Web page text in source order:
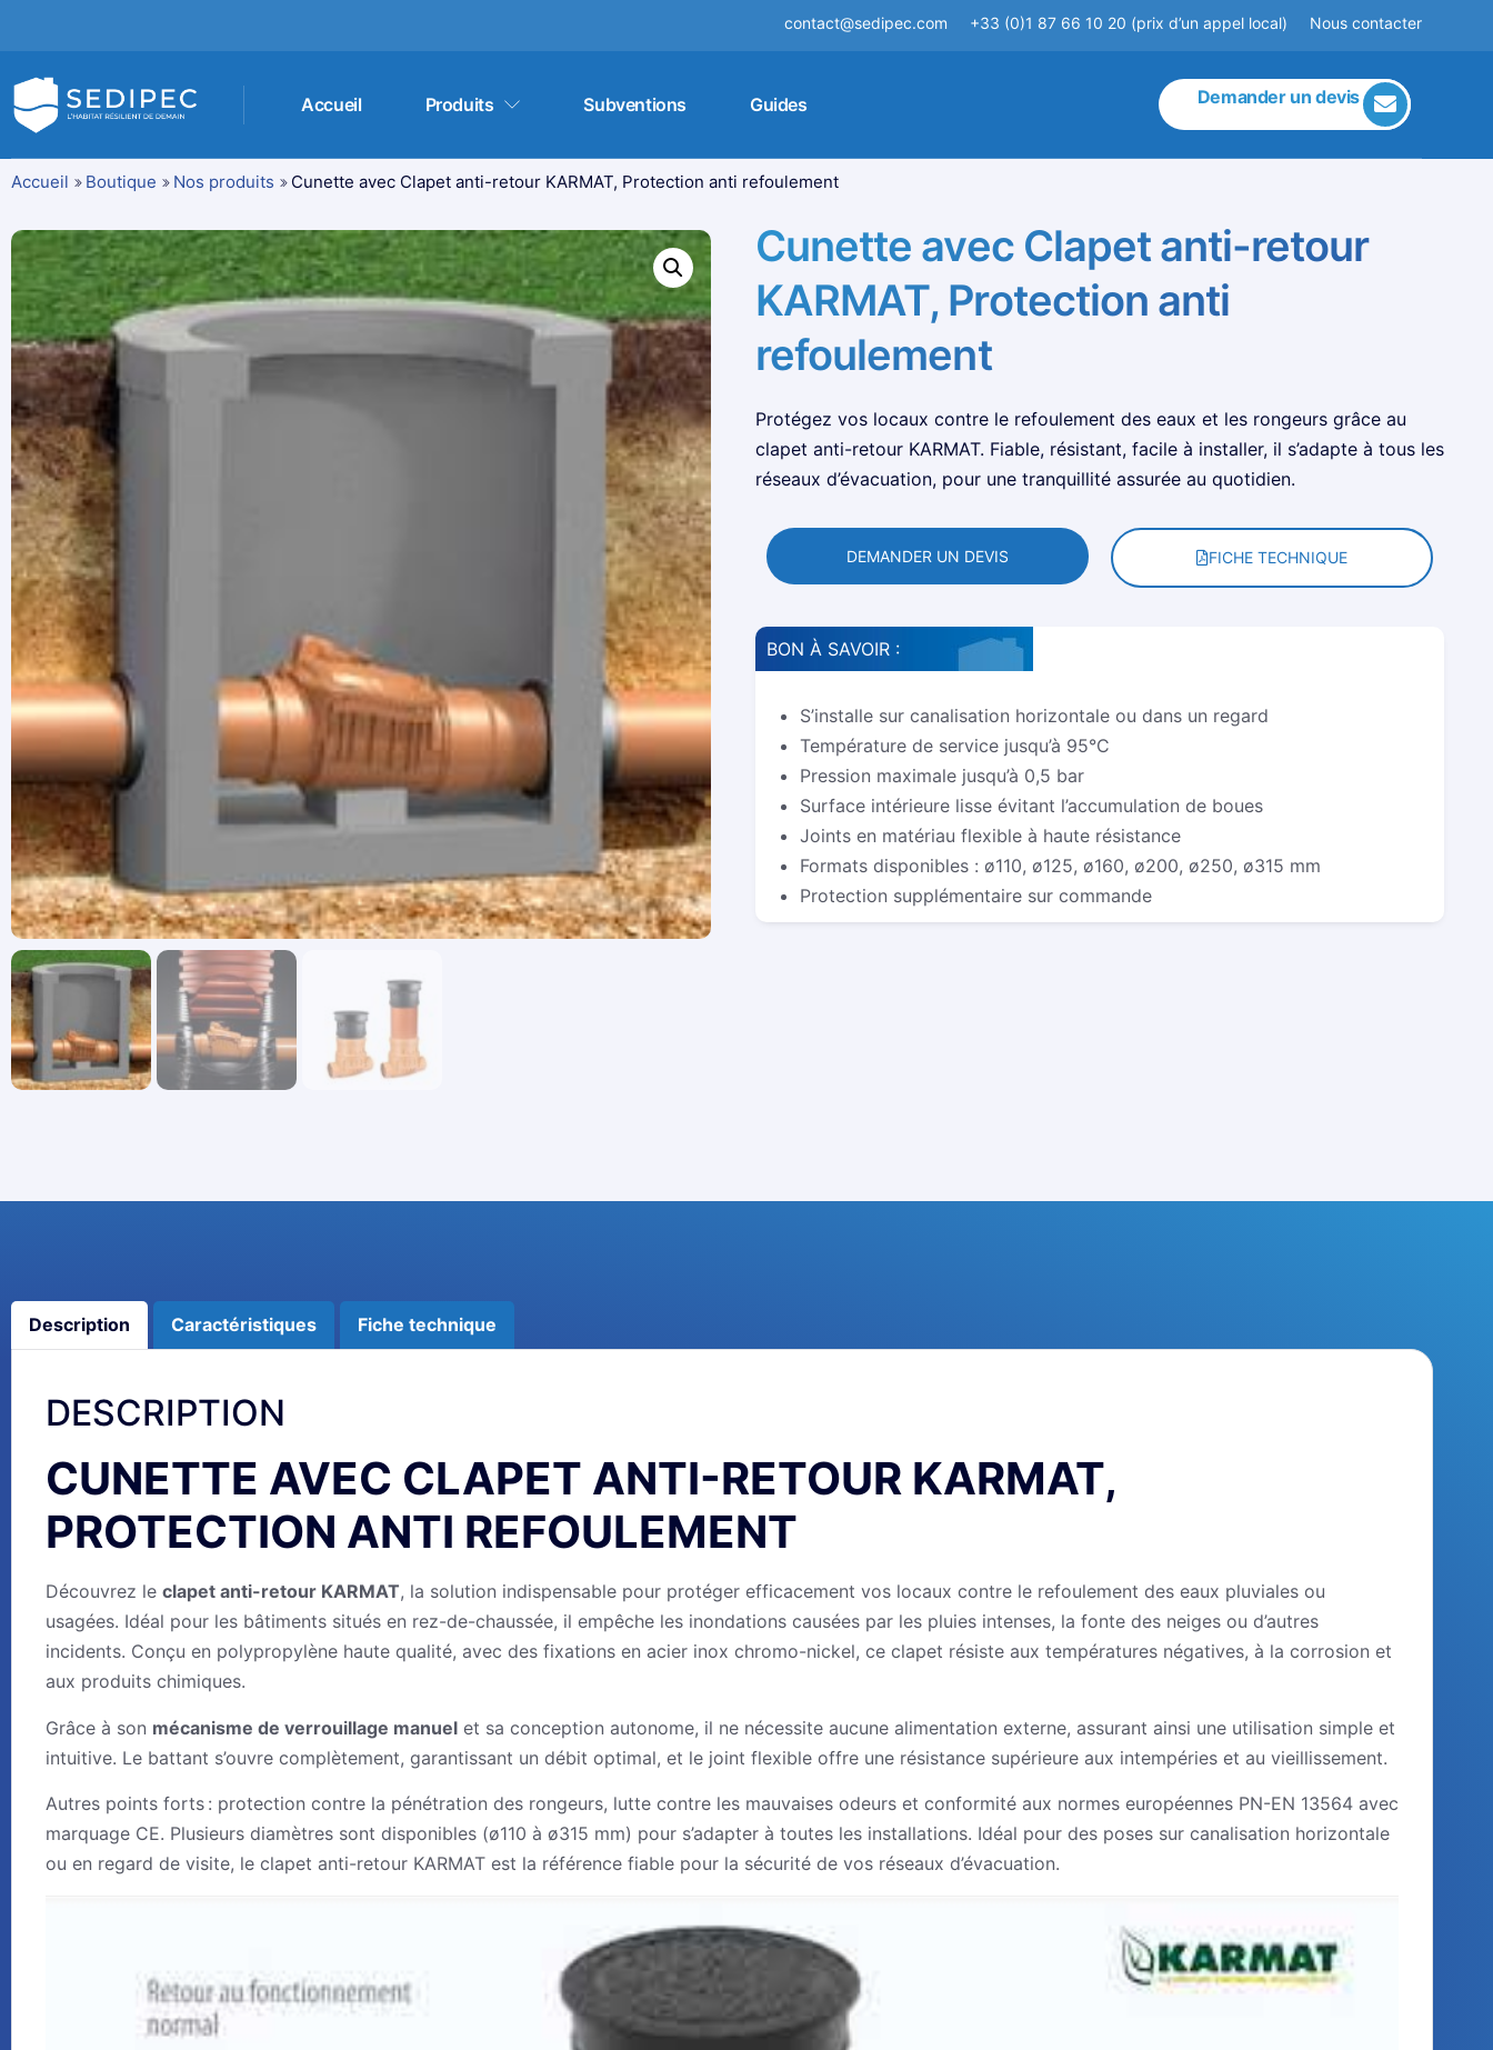
contact@sedipec.com +33 (0)1 87 66 10 20 (prix d’un appel local) Nous contacter
Accueil Produits Subventions Guides Demander un devis
Accueil Boutique Nos produits Cunette avec Clapet anti-retour KARMAT, Protection anti refoulement
Cunette avec Clapet anti-retour
KARMAT, Protection anti
refoulement
Protégez vos locaux contre le refoulement des eaux et les rongeurs grâce au
clapet anti-retour KARMAT. Fiable, résistant, facile à installer, il s’adapte à tous les
réseaux d’évacuation, pour une tranquillité assurée au quotidien.
DEMANDER UN DEVIS FICHE TECHNIQUE
BON À SAVOIR :
S’installe sur canalisation horizontale ou dans un regard
Température de service jusqu’à 95°C
Pression maximale jusqu’à 0,5 bar
Surface intérieure lisse évitant l’accumulation de boues
Joints en matériau flexible à haute résistance
Formats disponibles : ø110, ø125, ø160, ø200, ø250, ø315 mm
Protection supplémentaire sur commande
Description Caractéristiques Fiche technique
DESCRIPTION
CUNETTE AVEC CLAPET ANTI-RETOUR KARMAT,
PROTECTION ANTI REFOULEMENT
Découvrez le clapet anti-retour KARMAT, la solution indispensable pour protéger efficacement vos locaux contre le refoulement des eaux pluviales ou
usagées. Idéal pour les bâtiments situés en rez-de-chaussée, il empêche les inondations causées par les pluies intenses, la fonte des neiges ou d’autres
incidents. Conçu en polypropylène haute qualité, avec des fixations en acier inox chromo-nickel, ce clapet résiste aux températures négatives, à la corrosion et
aux produits chimiques.
Grâce à son mécanisme de verrouillage manuel et sa conception autonome, il ne nécessite aucune alimentation externe, assurant ainsi une utilisation simple et
intuitive. Le battant s’ouvre complètement, garantissant un débit optimal, et le joint flexible offre une résistance supérieure aux intempéries et au vieillissement.
Autres points forts : protection contre la pénétration des rongeurs, lutte contre les mauvaises odeurs et conformité aux normes européennes PN-EN 13564 avec
marquage CE. Plusieurs diamètres sont disponibles (ø110 à ø315 mm) pour s’adapter à toutes les installations. Idéal pour des poses sur canalisation horizontale
ou en regard de visite, le clapet anti-retour KARMAT est la référence fiable pour la sécurité de vos réseaux d’évacuation.